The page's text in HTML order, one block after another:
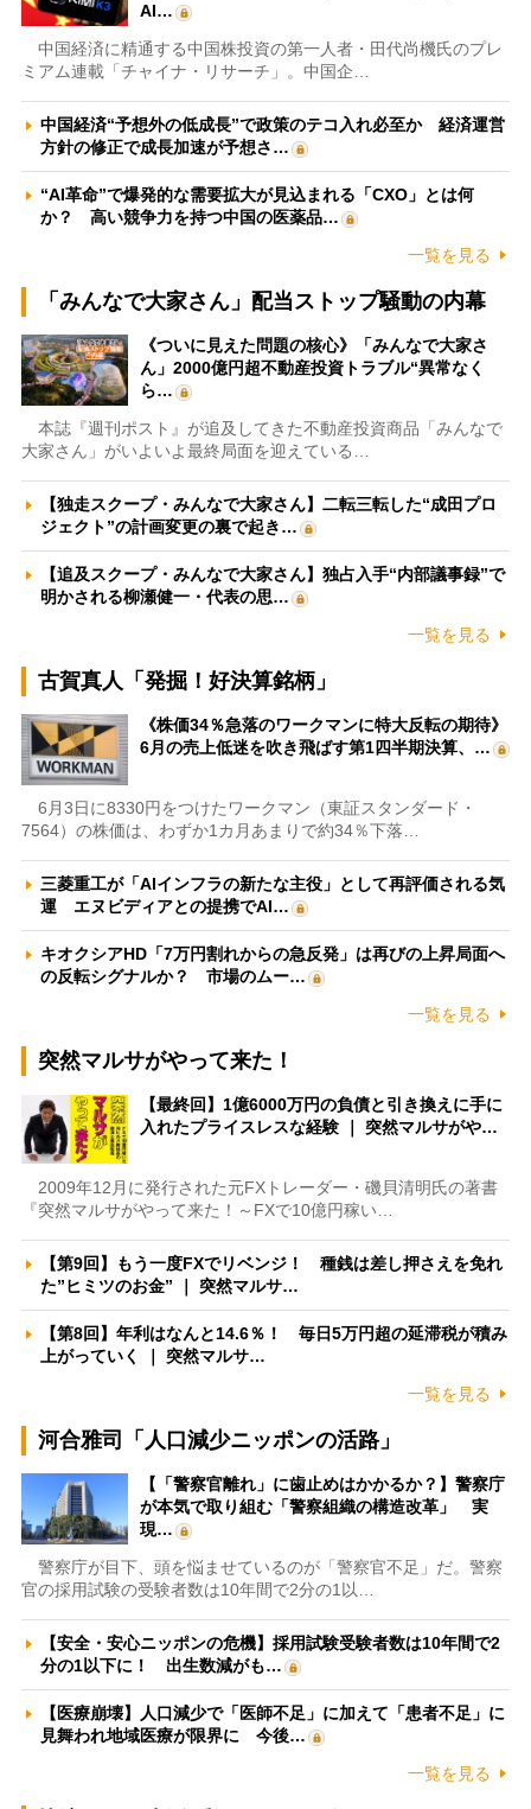
AI…
中国経済に精通する中国株投資の第一人者・田代尚機氏のプレ
ミアム連載「チャイナ・リサーチ」。中国企…
中国経済“予想外の低成長”で政策のテコ入れ必至か 経済運営
方針の修正で成長加速が予想さ…
“AI革命”で爆発的な需要拡大が見込まれる「CXO」とは何
か？ 高い競争力を持つ中国の医薬品…
一覧を見る
「みんなで大家さん」配当ストップ騒動の内幕
《ついに見えた問題の核心》「みんなで大家さ
ん」2000億円超不動産投資トラブル“異常なく
ら…
本誌『週刊ポスト』が追及してきた不動産投資商品「みんなで
大家さん」がいよいよ最終局面を迎えている…
【独走スクープ・みんなで大家さん】二転三転した“成田プロ
ジェクト”の計画変更の裏で起き…
【追及スクープ・みんなで大家さん】独占入手“内部議事録”で
明かされる柳瀬健一・代表の思…
一覧を見る
古賀真人「発掘！好決算銘柄」
《株価34％急落のワークマンに特大反転の期待》
6月の売上低迷を吹き飛ばす第1四半期決算、…
6月3日に8330円をつけたワークマン（東証スタンダード・
7564）の株価は、わずか1カ月あまりで約34％下落…
三菱重工が「AIインフラの新たな主役」として再評価される気
運 エヌビディアとの提携でAI…
キオクシアHD「7万円割れからの急反発」は再びの上昇局面へ
の反転シグナルか？ 市場のムー…
一覧を見る
突然マルサがやって来た！
【最終回】1億6000万円の負債と引き換えに手に
入れたプライスレスな経験 ｜ 突然マルサがや…
2009年12月に発行された元FXトレーダー・磯貝清明氏の著書
『突然マルサがやって来た！～FXで10億円稼い…
【第9回】もう一度FXでリベンジ！ 種銭は差し押さえを免れ
た”ヒミツのお金” ｜ 突然マルサ…
【第8回】年利はなんと14.6％！ 毎日5万円超の延滞税が積み
上がっていく ｜ 突然マルサ…
一覧を見る
河合雅司「人口減少ニッポンの活路」
【「警察官離れ」に歯止めはかかるか？】警察庁
が本気で取り組む「警察組織の構造改革」 実
現…
警察庁が目下、頭を悩ませているのが「警察官不足」だ。警察
官の採用試験の受験者数は10年間で2分の1以…
【安全・安心ニッポンの危機】採用試験受験者数は10年間で2
分の1以下に！ 出生数減がも…
【医療崩壊】人口減少で「医師不足」に加えて「患者不足」に
見舞われ地域医療が限界に 今後…
一覧を見る